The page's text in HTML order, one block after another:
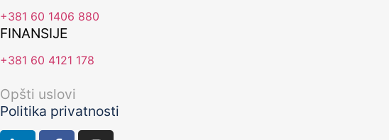
+381 60 1406 880
FINANSIJE
+381 60 4121 178
Opšti uslovi
Politika privatnosti